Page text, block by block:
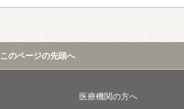
このページの先頭へ
医療機関の方へ